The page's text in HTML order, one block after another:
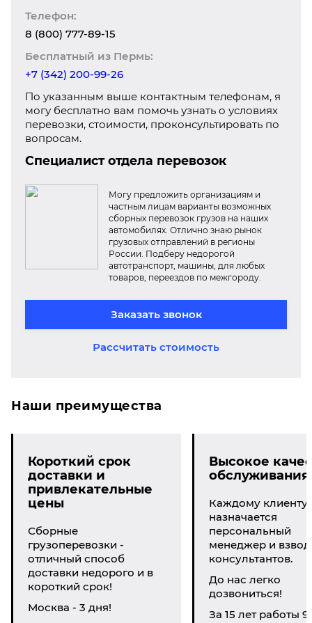
Телефон:
8 (800) 777-89-15
Бесплатный из Пермь:
+7 (342) 200-99-26
По указанным выше контактным телефонам, я
могу бесплатно вам помочь узнать о условиях
перевозки, стоимости, проконсультировать по
вопросам.
Специалист отдела перевозок
Могу предложить организациям и
частным лицам варианты возможных
сборных перевозок грузов на наших
автомобилях. Отлично знаю рынок
грузовых отправлений в регионы
России. Подберу недорогой
автотранспорт, машины, для любых
товаров, переездов по межгороду.
Заказать звонок
Рассчитать стоимость
Наши преимущества
Короткий срок
доставки и
привлекательные
цены
Сборные
грузоперевозки -
отличный способ
доставки недорого и в
короткий срок!
Москва - 3 дня!
Высокое
обслуживания
Каждому клиенту
назначается
персональный
менеджер и взвод
консультантов.
До нас легко
дозвониться!
За 15 лет работы